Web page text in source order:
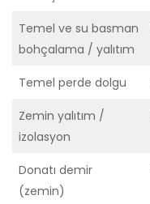
Temel ve su basman
bohçalama / yalıtım
Temel perde dolgu
Zemin yalıtım /
izolasyon
Donatı demir
(zemin)